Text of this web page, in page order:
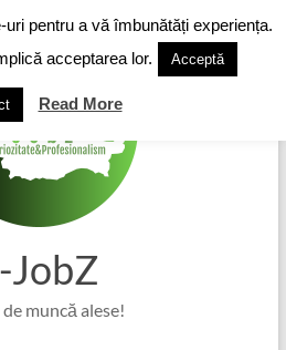
JobZ
muncă alese!
pentru a vă îmbunătăți experiența.
acceptarea lor.
Acceptă
Read More